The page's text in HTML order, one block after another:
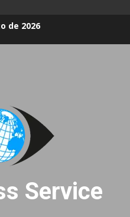
de 2026
Service